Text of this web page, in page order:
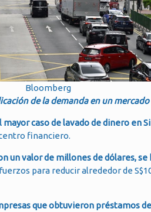
Bloomberg
de la demanda en un
caso de lavado de dinero en
financiero.
un valor de millones de dólares,
para reducir alrededor de
que obtuvieron préstamos de